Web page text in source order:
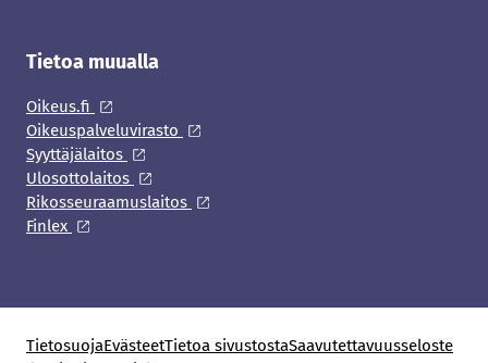
Tietoa muualla
Oikeus.fi
Oikeuspalveluvirasto
Syyttäjälaitos
Ulosottolaitos
Rikosseuraamuslaitos
Finlex
TietosuojaEvästeetTietoa sivustostaSaavutettavuusseloste